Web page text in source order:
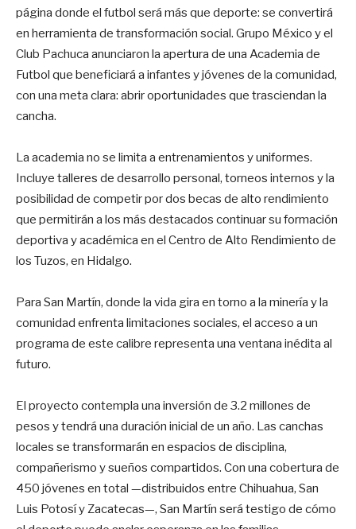
página donde el futbol será más que deporte: se convertirá
en herramienta de transformación social. Grupo México y el
Club Pachuca anunciaron la apertura de una Academia de
Futbol que beneficiará a infantes y jóvenes de la comunidad,
con una meta clara: abrir oportunidades que trasciendan la
cancha.
La academia no se limita a entrenamientos y uniformes.
Incluye talleres de desarrollo personal, torneos internos y la
posibilidad de competir por dos becas de alto rendimiento
que permitirán a los más destacados continuar su formación
deportiva y académica en el Centro de Alto Rendimiento de
los Tuzos, en Hidalgo.
Para San Martín, donde la vida gira en torno a la minería y la
comunidad enfrenta limitaciones sociales, el acceso a un
programa de este calibre representa una ventana inédita al
futuro.
El proyecto contempla una inversión de 3.2 millones de
pesos y tendrá una duración inicial de un año. Las canchas
locales se transformarán en espacios de disciplina,
compañerismo y sueños compartidos. Con una cobertura de
450 jóvenes en total —distribuidos entre Chihuahua, San
Luis Potosí y Zacatecas—, San Martín será testigo de cómo